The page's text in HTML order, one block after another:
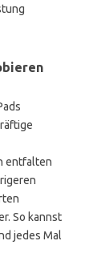
entfalten
So kannst
jedes Mal